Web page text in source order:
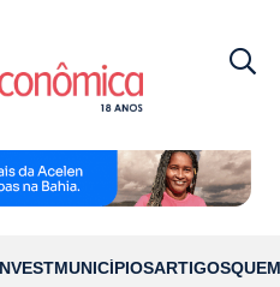
MUNICÍPIOSARTIGOS